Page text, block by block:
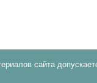
сайта